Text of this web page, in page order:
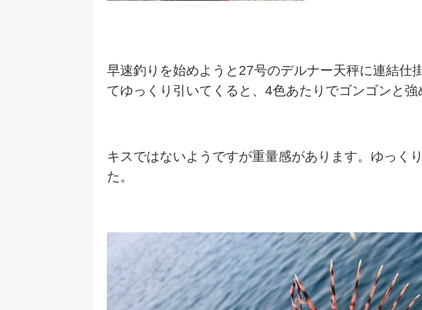
早速釣りを始めようと27号のデルナー天秤に連結仕
てゆっくり引いてくると、4色あたりでゴンゴンと強
キスではないようですが重量感があります。ゆっく
た。